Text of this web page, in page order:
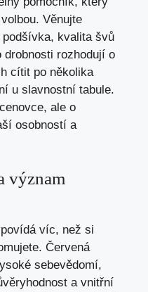
Věnujte
podšívka, kvalita švů
drobnosti rozhodují o
cítit po několika
u slavnostní tabule.
ale o
osobností a
význam
víc, než si
Červená
sebevědomí,
a vnitřní